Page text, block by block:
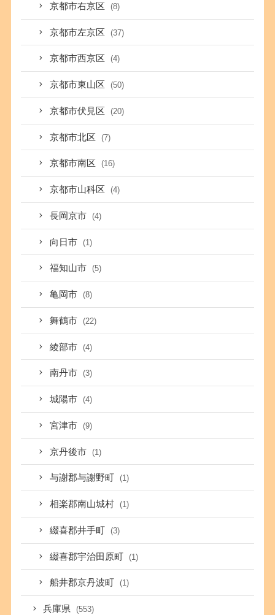
京都市右京区 (8)
京都市左京区 (37)
京都市西京区 (4)
京都市東山区 (50)
京都市伏見区 (20)
京都市北区 (7)
京都市南区 (16)
京都市山科区 (4)
長岡京市 (4)
向日市 (1)
福知山市 (5)
亀岡市 (8)
舞鶴市 (22)
綾部市 (4)
南丹市 (3)
城陽市 (4)
宮津市 (9)
京丹後市 (1)
与謝郡与謝野町 (1)
相楽郡南山城村 (1)
綴喜郡井手町 (3)
綴喜郡宇治田原町 (1)
船井郡京丹波町 (1)
兵庫県 (553)